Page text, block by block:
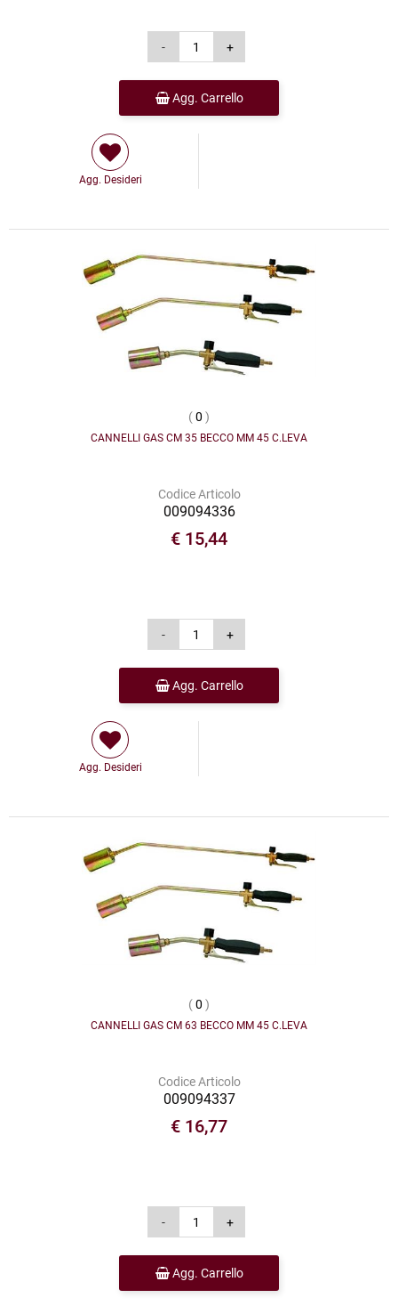
Agg. Carrello
Agg. Desideri
(0 )
CANNELLI GAS CM 35 BECCO MM 45 C.LEVA
Codice Articolo
009094336
€ 15,44
Agg. Carrello
Agg. Desideri
(0 )
CANNELLI GAS CM 63 BECCO MM 45 C.LEVA
Codice Articolo
009094337
€ 16,77
Agg. Carrello